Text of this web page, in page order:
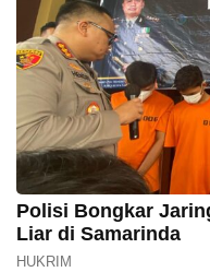
Polisi Bongkar
Liar di Samarinda
HUKRIM